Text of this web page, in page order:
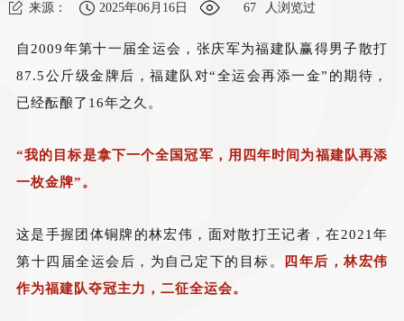
来源： 2025年06月16日 67 人浏览过
自 2009年第十一届全运会， 张庆军为福建队赢得男子散打
87.5公斤级金牌后，福建队对“全运会再添一金”的期待，
已经酝酿了 16年之久。
“我的目标是拿下一个全国冠军，用四年时间为福建队再添
一枚金牌”。
这是手握团体铜牌的林宏伟，面对散打王记者，在 2021 年
第十四届全运会后，为自己定下的目标。
四年后，林宏伟
作为福建队夺冠主力，二征全运会。